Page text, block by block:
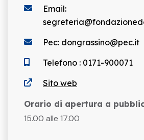
Email:
Pec: dongrassino@pec.it
Telefono : 0171-900071
Sito web
Orario di apertura a
15.00 alle 17.00